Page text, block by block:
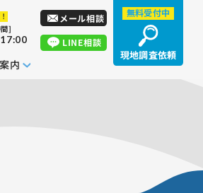
内
]
無料受付中
現地調査依頼
メール相談
LINE相談